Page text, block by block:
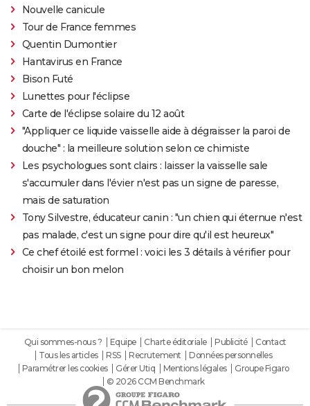
Nouvelle canicule
Tour de France femmes
Quentin Dumontier
Hantavirus en France
Bison Futé
Lunettes pour l'éclipse
Carte de l'éclipse solaire du 12 août
"Appliquer ce liquide vaisselle aide à dégraisser la paroi de
douche" : la meilleure solution selon ce chimiste
Les psychologues sont clairs : laisser la vaisselle sale
s'accumuler dans l'évier n'est pas un signe de paresse,
mais de saturation
Tony Silvestre, éducateur canin : "un chien qui éternue n'est
pas malade, c'est un signe pour dire qu'il est heureux"
Ce chef étoilé est formel : voici les 3 détails à vérifier pour
choisir un bon melon
Qui sommes-nous ? Equipe Charte éditoriale Publicité
Contact
Tous les articles
RSS Recrutement
Données personnelles
Paramétrer les cookies
Gérer Utiq Mentions légales
Groupe Figaro
© 2026 CCM Benchmark